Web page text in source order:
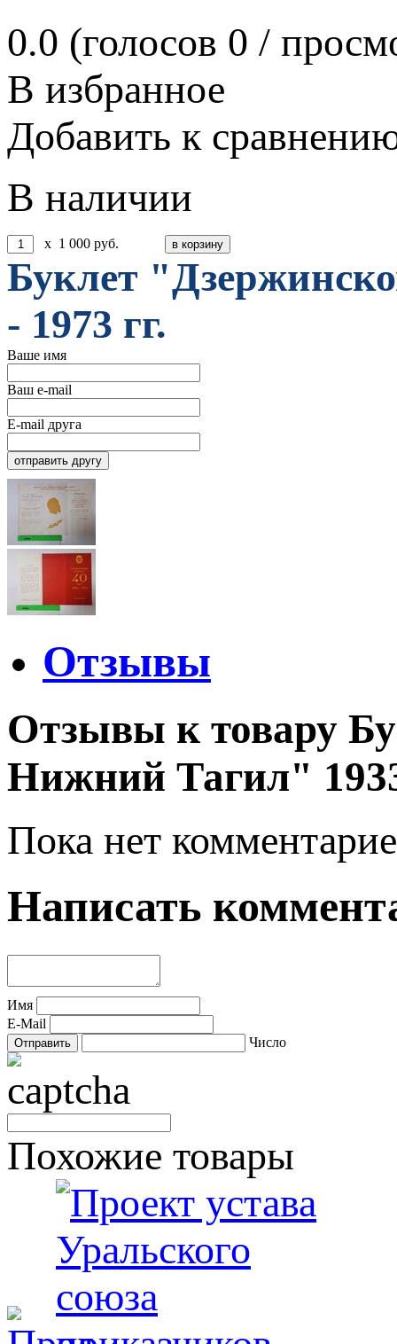
0.0 (голосов 0 /
В избранное
Добавить к
В наличии
x 1 000 руб.
Буклет
- 1973 гг.
Ваше имя
Ваш e-mail
E-mail друга
Отзывы
Отзывы к товару
Нижний Тагил"
Пока нет
Написать
Имя
E-Mail
Число
Похожие товары